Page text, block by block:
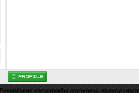
Российские спецслужбы научились